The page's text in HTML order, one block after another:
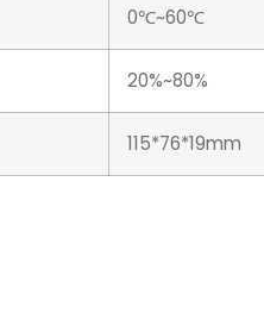
0℃~60℃
20%~80%
115*76*19mm